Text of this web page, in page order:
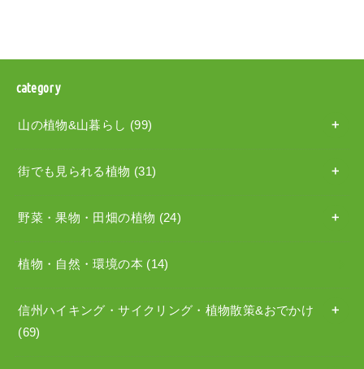
category
山の植物&山暮らし (99)
街でも見られる植物 (31)
野菜・果物・田畑の植物 (24)
植物・自然・環境の本 (14)
信州ハイキング・サイクリング・植物散策&おでかけ
(69)